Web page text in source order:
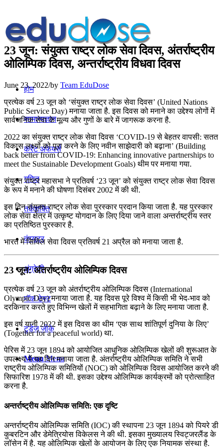
होम
सामान्यज्ञान
करेंट अफेयर्स
गणित
तर्कशक्ति
कंप्यूटर
अंग्रेजी
मॉक टेस्ट
टुडेज जीके
Menu Menu
23 जून: संयुक्त राष्ट्र लोक सेवा दिवस, अंतर्राष्‍ट्रीय
ओलिम्पिक दिवस, अन्तर्राष्ट्रीय विधवा दिवस
June 23, 2022/by Team EduDose
प्रत्येक वर्ष 23 जून को ‘संयुक्त राष्ट्र लोक सेवा दिवस’ (United Nations
Public Service Day) मनाया जाता है. इस दिवस को मनाने का उद्देश्य लोगों में
सार्वजनिक सेवा के मूल्य और गुणों के बारे में जागरूक करना है.
2022 का संयुक्त राष्ट्र लोक सेवा दिवस ‘COVID-19 से बेहतर वापसी: सतत
विकास लक्ष्यों को पूरा करने के लिए नवीन साझेदारी को बढ़ाना’ (Building
back better from COVID-19: Enhancing innovative partnerships to
meet the Sustainable Development Goals) थीम पर मनाया गया.
संयुक्त राष्ट्र महासभा ने प्रतिवर्ष ‘23 जून’ को संयुक्त राष्ट्र लोक सेवा दिवस
के रूप में मनाने की घोषणा दिसंबर 2002 में की थी.
इस दिन संयुक्त राष्ट्र लोक सेवा पुरस्कार प्रदान किया जाता है. यह पुरस्कार
लोक सेवा क्षेत्र में उत्कृष्ट योगदान के लिए दिया जाने वाला अन्तर्राष्ट्रीय स्तर
का प्रतिष्ठित पुरस्कार है.
भारत में सिविल सेवा दिवस प्रतिवर्ष 21 अप्रैल को मनाया जाता है.
23 जून: अंतर्राष्‍ट्रीय ओलिम्पिक दिवस
प्रत्येक वर्ष 23 जून को अंतर्राष्‍ट्रीय ओलिम्पिक दिवस (International
Olympic Day) मनाया जाता है. यह दिवस पूरे विश्‍व में किसी भी भेद-भाव को
दरकिनार करते हुए विभिन्‍न खेलों में सहभागिता बढ़ाने के लिए मनाया जाता है.
इस वर्ष यानी 2022 में इस दिवस का थीम ‘एक साथ शांतिपूर्ण दुनिया के लिए’
(Together for a peaceful world) था.
पेरिस में 23 जून 1894 को आयोजित आधुनिक ओलिम्पिक खेलों की शुरूआत के
उपलक्ष्य में यह दिन मनाया जाता है. अंतर्राष्ट्रीय ओलिम्पिक समिति ने सभी
राष्ट्रीय ओलिम्पिक समितियों (NOC) को ओलिम्पिक दिवस आयोजित करने की
सिफारिश 1978 में की थी. इसका उद्देश्य ओलिम्पिक कार्यक्रमों को प्रोत्साहित
करना है.
अन्तर्राष्ट्रीय ओलिम्पिक समिति: एक दृष्टि
अन्तर्राष्ट्रीय ओलिम्पिक समिति (IOC) की स्थापना 23 जून 1894 को पियरे डी
कुबरटिन और डेमेत्रियोस विकेलस ने की थी. इसका मुख्यालय स्विट्जरलैंड के
लॉसेन में है. यह ओलिम्पिक खेलों के आयोजन के लिए एक नियामक संस्था है.